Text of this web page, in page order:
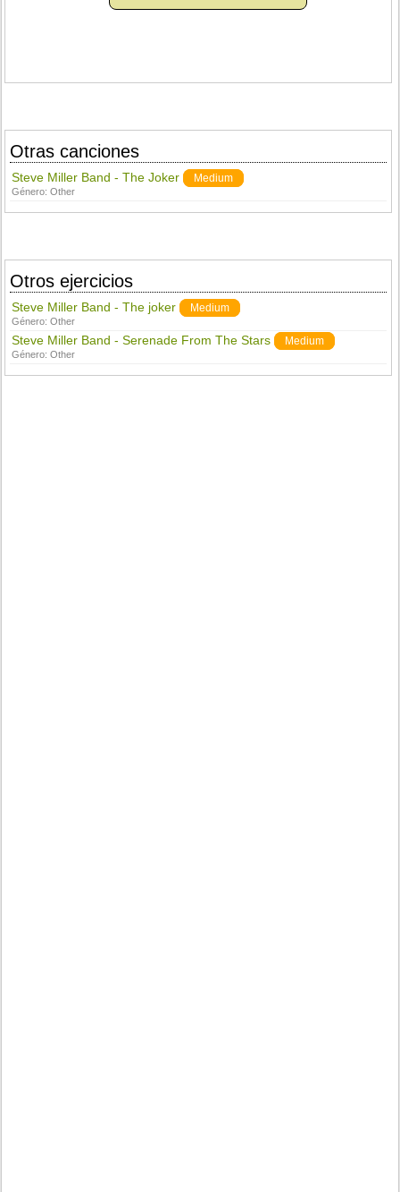
Otras canciones
Steve Miller Band - The Joker Medium
Género:Other
Otros ejercicios
Steve Miller Band - The joker Medium
Género:Other
Steve Miller Band - Serenade From The Stars Medium
Género:Other